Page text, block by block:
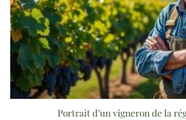
Portrait d’un vigneron de la